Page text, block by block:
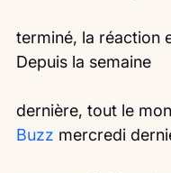
terminé, la réaction
Depuis la semaine
dernière, tout le
Buzz mercredi